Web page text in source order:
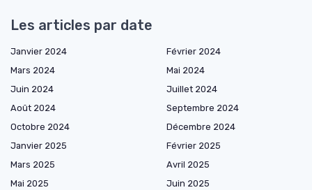
Les articles par date
Janvier 2024
Février 2024
Mars 2024
Mai 2024
Juin 2024
Juillet 2024
Août 2024
Septembre 2024
Octobre 2024
Décembre 2024
Janvier 2025
Février 2025
Mars 2025
Avril 2025
Mai 2025
Juin 2025